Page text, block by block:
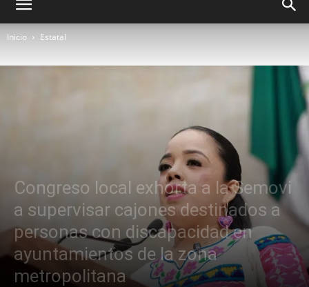
Oaxaca
Inicio Estatal
Congreso local exhorta a la Semovi
a supervisar cajones destinados a
personas con discapacidad en
ayuntamientos de la zona
metropolitana